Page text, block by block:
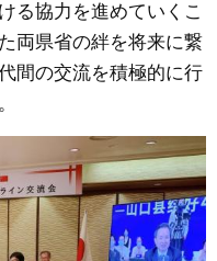
る協力を進めていくこ
両県省の絆を将来に繋
間の交流を積極的に行